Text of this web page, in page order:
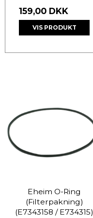
159,00 DKK
VIS PRODUKT
Eheim O-Ring
(Filterpakning)
(E7343158 / E734315)